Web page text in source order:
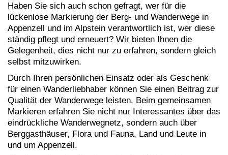
Haben Sie sich auch schon gefragt, wer für die
lückenlose Markierung der Berg- und Wanderwege in
Appenzell und im Alpstein verantwortlich ist, wer diese
ständig pflegt und erneuert? Wir bieten Ihnen die
Gelegenheit, dies nicht nur zu erfahren, sondern gleich
selbst mitzuwirken.
Durch Ihren persönlichen Einsatz oder als Geschenk
für einen Wanderliebhaber können Sie einen Beitrag zur
Qualität der Wanderwege leisten. Beim gemeinsamen
Markieren erfahren Sie nicht nur Interessantes über das
eindrückliche Wanderwegnetz, sondern auch über
Berggasthäuser, Flora und Fauna, Land und Leute in
und um Appenzell.